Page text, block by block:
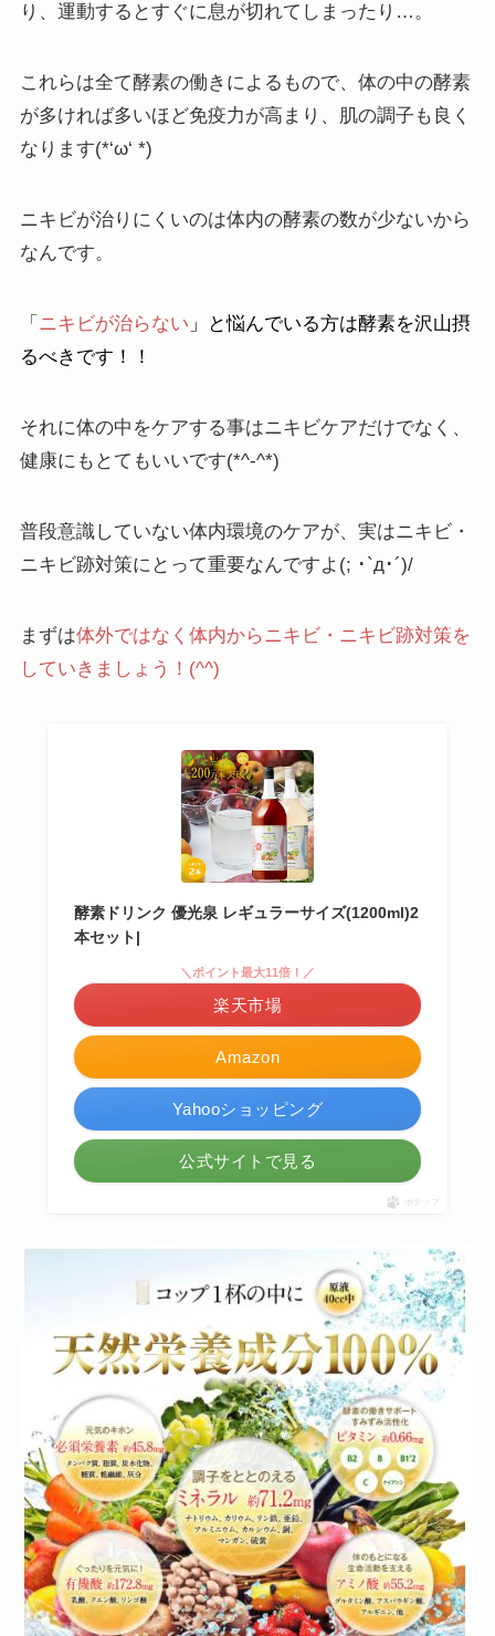
り、運動するとすぐに息が切れてしまったり…。
これらは全て酵素の働きによるもので、体の中の酵素
が多ければ多いほど免疫力が高まり、肌の調子も良く
なります(*‘ω‘ *)
ニキビが治りにくいのは体内の酵素の数が少ないから
なんです。
「 ニキビが治らない 」と悩んでいる方は酵素を沢山摂
るべきです！！
それに体の中をケアする事はニキビケアだけでなく、
健康にもとてもいいです(*^-^*)
普段意識していない体内環境のケアが、実はニキビ・
ニキビ跡対策にとって重要なんですよ(; ･`д･´)/
まずは体外ではなく体内からニキビ・ニキビ跡対策を
していきましょう！(^^)
酵素ドリンク 優光泉 レギュラーサイズ(1200ml)2
本セット|
Amazon
＼ポイント最大11倍！／
楽天市場
Yahooショッピング
公式サイトで見る
ポチップ